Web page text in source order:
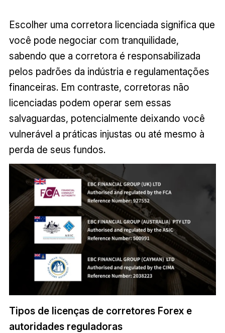
Escolher uma corretora licenciada significa que
você pode negociar com tranquilidade,
sabendo que a corretora é responsabilizada
pelos padrões da indústria e regulamentações
financeiras. Em contraste, corretoras não
licenciadas podem operar sem essas
salvaguardas, potencialmente deixando você
vulnerável a práticas injustas ou até mesmo à
perda de seus fundos.
Tipos de licenças de corretores Forex e
autoridades reguladoras